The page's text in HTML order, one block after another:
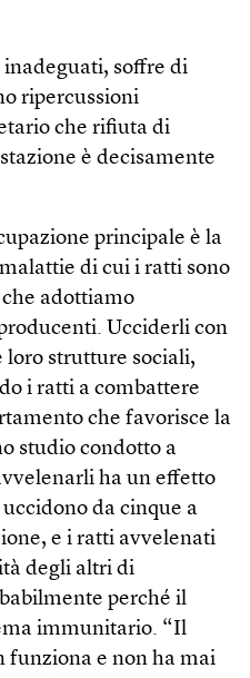
soffre di
ripercussioni
che rifiuta di
è decisamente
principale è la
di cui i ratti sono
adottiamo
Ucciderli con
loro strutture sociali,
i ratti a combattere
che favorisce la
studio condotto a
ha un effetto
da cinque a
e i ratti avvelenati
degli altri di
perché il
immunitario. “Il
funziona e non ha mai